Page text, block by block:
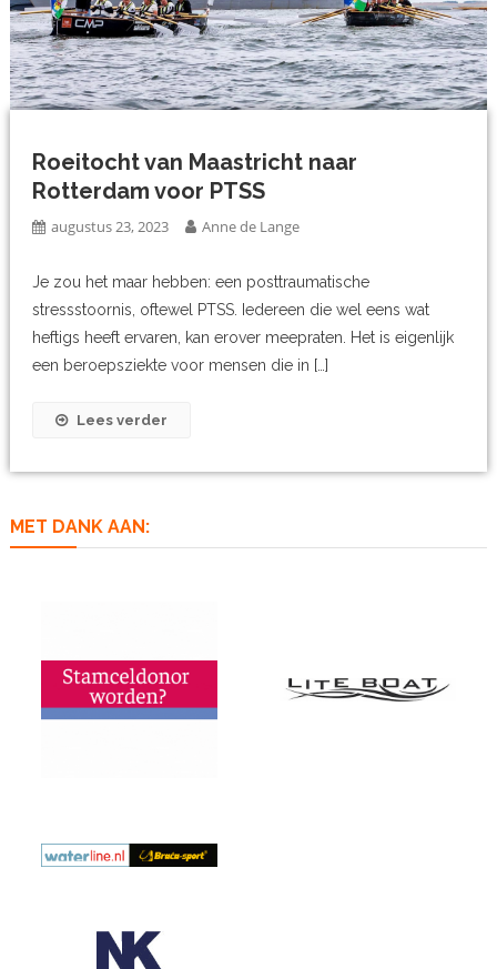
Roeitocht van Maastricht naar
Rotterdam voor PTSS
augustus 23, 2023 Anne de Lange
Je zou het maar hebben: een posttraumatische
stressstoornis, oftewel PTSS. Iedereen die wel eens wat
heftigs heeft ervaren, kan erover meepraten. Het is eigenlijk
een beroepsziekte voor mensen die in […]
Lees verder
MET DANK AAN: